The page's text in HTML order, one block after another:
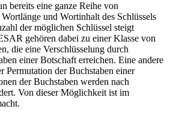
bereits eine ganze Reihe von
und Wortinhalt des Schlüssels
der möglichen Schlüssel steigt
gehören dabei zu einer Klasse von
die eine Verschlüsselung durch
einer Botschaft erreichen. Eine andere
Permutation der Buchstaben einer
der Buchstaben werden nach
Von dieser Möglichkeit ist im